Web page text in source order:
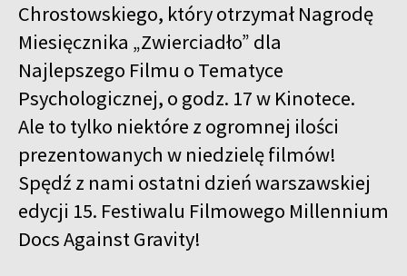
Chrostowskiego, który otrzymał Nagrodę
Miesięcznika „Zwierciadło” dla
Najlepszego Filmu o Tematyce
Psychologicznej, o godz. 17 w Kinotece.
Ale to tylko niektóre z ogromnej ilości
prezentowanych w niedzielę filmów!
Spędź z nami ostatni dzień warszawskiej
edycji 15. Festiwalu Filmowego Millennium
Docs Against Gravity!